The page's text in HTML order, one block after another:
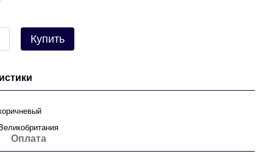
Купить
Оплата